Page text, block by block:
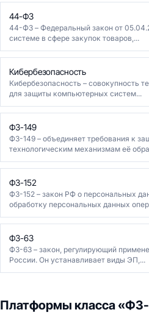
44-ФЗ
44-ФЗ – Федеральный закон от
системе в сфере закупок товаров,...
Кибербезопасность
Кибербезопасность – совокупность
для защиты компьютерных систем...
ФЗ-149
ФЗ-149 – объединяет требования к
технологическим механизмам её
ФЗ-152
ФЗ-152 – закон РФ о персональных
обработку персональных данных
ФЗ-63
ФЗ-63 – закон, регулирующий
России. Он устанавливает виды ЭП,...
Платформы класса